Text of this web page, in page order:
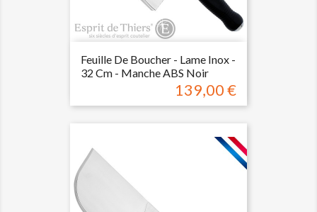
Feuille De Boucher - Lame Inox -
32 Cm - Manche ABS Noir
Prix
139,00 €